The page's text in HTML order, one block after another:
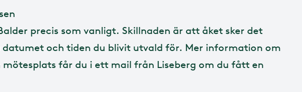
precis som vanligt. Skillnaden är att åket sker det
datumet och tiden du blivit utvald för. Mer information om
får du i ett mail från Liseberg om du fått en